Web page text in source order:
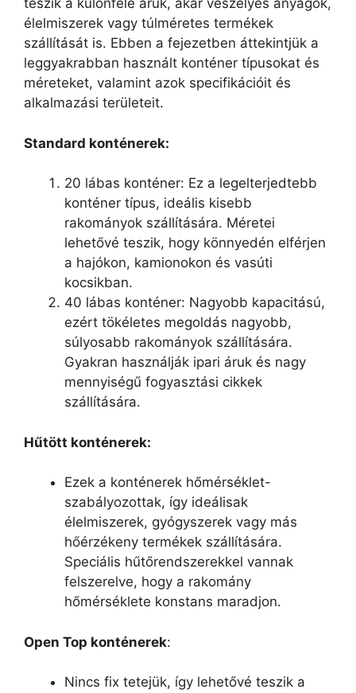
teszik a különféle áruk, akár veszélyes anyagok,
élelmiszerek vagy túlméretes termékek
szállítását is. Ebben a fejezetben áttekintjük a
leggyakrabban használt konténer típusokat és
méreteket, valamint azok specifikációit és
alkalmazási területeit.
Standard konténerek:
20 lábas konténer: Ez a legelterjedtebb
konténer típus, ideális kisebb
rakományok szállítására. Méretei
lehetővé teszik, hogy könnyedén elférjen
a hajókon, kamionokon és vasúti
kocsikban.
40 lábas konténer: Nagyobb kapacitású,
ezért tökéletes megoldás nagyobb,
súlyosabb rakományok szállítására.
Gyakran használják ipari áruk és nagy
mennyiségű fogyasztási cikkek
szállítására.
Hűtött konténerek:
Ezek a konténerek hőmérséklet-
szabályozottak, így ideálisak
élelmiszerek, gyógyszerek vagy más
hőérzékeny termékek szállítására.
Speciális hűtőrendszerekkel vannak
felszerelve, hogy a rakomány
hőmérséklete konstans maradjon.
Open Top konténerek:
Nincs fix tetejük, így lehetővé teszik a